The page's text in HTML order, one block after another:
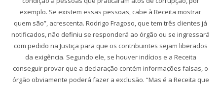
exemplo. Se existem essas pessoas, cabe à Receita mostrar
quem são”, acrescenta. Rodrigo Fragoso, que tem três clientes já
notificados, não definiu se responderá ao órgão ou se ingressará
com pedido na Justiça para que os contribuintes sejam liberados
da exigência. Segundo ele, se houver indícios e a Receita
conseguir provar que a declaração contém informações falsas, o
órgão obviamente poderá fazer a exclusão. “Mas é a Receita que